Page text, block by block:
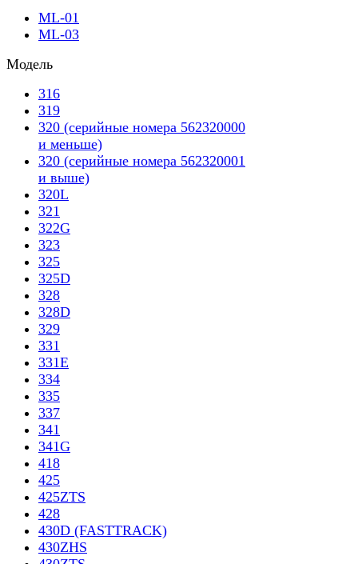
ML-01
ML-03
Модель
316
319
320 (серийные номера 562320000
и меньше)
320 (серийные номера 562320001
и выше)
320L
321
322G
323
325
325D
328
328D
329
331
331E
334
335
337
341
341G
418
425
425ZTS
428
430D (FASTTRACK)
430ZHS